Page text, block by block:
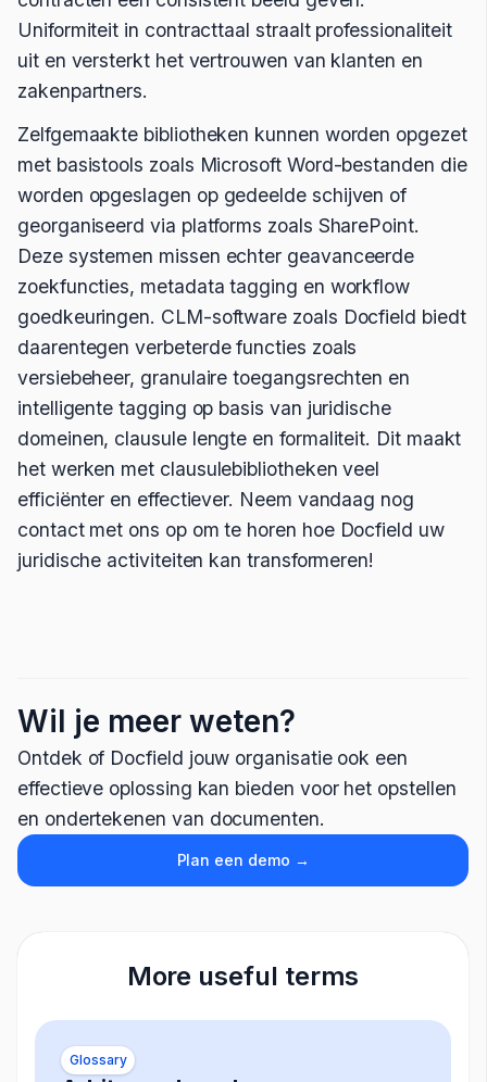
Uniformiteit in contracttaal straalt professionaliteit
uit en versterkt het vertrouwen van klanten en
zakenpartners.
Zelfgemaakte bibliotheken kunnen worden opgezet
met basistools zoals Microsoft Word-bestanden die
worden opgeslagen op gedeelde schijven of
georganiseerd via platforms zoals SharePoint.
Deze systemen missen echter geavanceerde
zoekfuncties, metadata tagging en workflow
goedkeuringen. CLM-software zoals Docfield biedt
daarentegen verbeterde functies zoals
versiebeheer, granulaire toegangsrechten en
intelligente tagging op basis van juridische
domeinen, clausule lengte en formaliteit. Dit maakt
het werken met clausulebibliotheken veel
efficiënter en effectiever. Neem vandaag nog
contact met ons op om te horen hoe Docfield uw
juridische activiteiten kan transformeren!
Wil je meer weten?
Ontdek of Docfield jouw organisatie ook een
effectieve oplossing kan bieden voor het opstellen
en ondertekenen van documenten.
Plan een demo →
More useful terms
Glossary